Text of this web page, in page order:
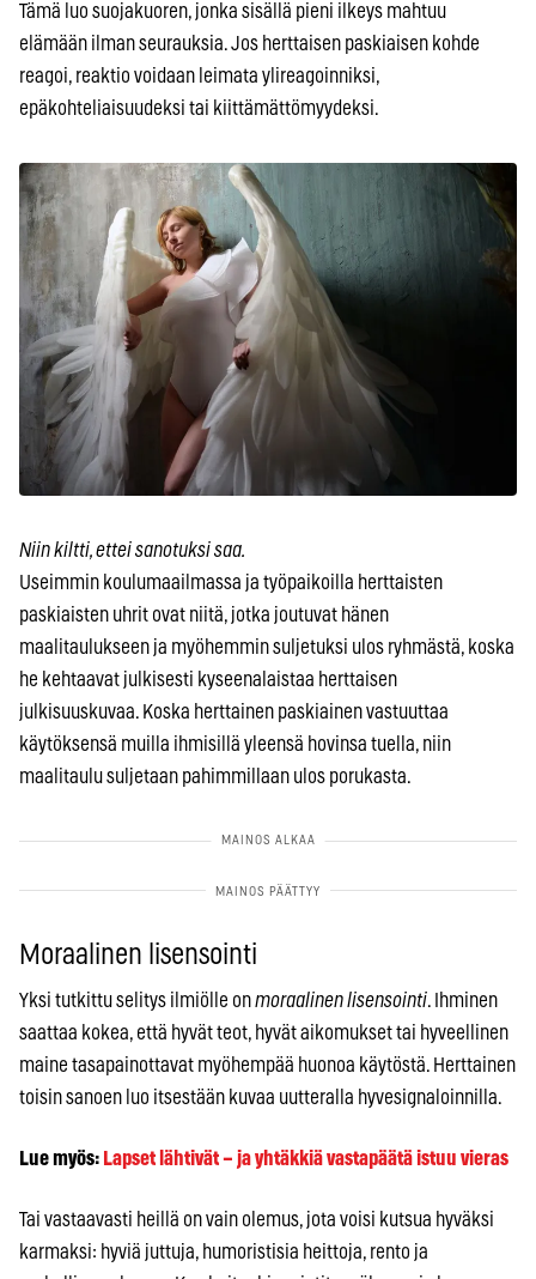
Tämä luo suojakuoren, jonka sisällä pieni ilkeys mahtuu
elämään ilman seurauksia. Jos herttaisen paskiaisen kohde
reagoi, reaktio voidaan leimata ylireagoinniksi,
epäkohteliaisuudeksi tai kiittämättömyydeksi.
Niin kiltti, ettei sanotuksi saa.
Useimmin koulumaailmassa ja työpaikoilla herttaisten
paskiaisten uhrit ovat niitä, jotka joutuvat hänen
maalitaulukseen ja myöhemmin suljetuksi ulos ryhmästä, koska
he kehtaavat julkisesti kyseenalaistaa herttaisen
julkisuuskuvaa. Koska herttainen paskiainen vastuuttaa
käytöksensä muilla ihmisillä yleensä hovinsa tuella, niin
maalitaulu suljetaan pahimmillaan ulos porukasta.
Moraalinen lisensointi
Yksi tutkittu selitys ilmiölle onmoraalinen lisensointi. Ihminen
saattaa kokea, että hyvät teot, hyvät aikomukset tai hyveellinen
maine tasapainottavat myöhempää huonoa käytöstä. Herttainen
toisin sanoen luo itsestään kuvaa uutteralla hyvesignaloinnilla.
Lue myös: Lapset lähtivät – ja yhtäkkiä vastapäätä istuu vieras
Tai vastaavasti heillä on vain olemus, jota voisi kutsua hyväksi
karmaksi: hyviä juttuja, humoristisia heittoja, rento ja